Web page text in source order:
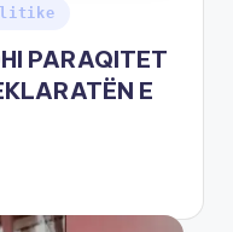
PARAQITET
E